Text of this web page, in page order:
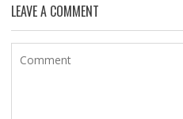
LEAVE A COMMENT